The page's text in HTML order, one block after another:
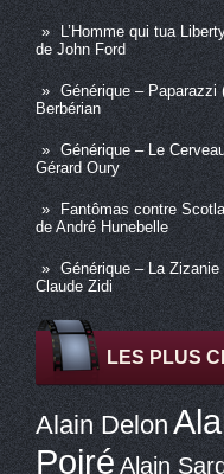
L’Homme qui tua
de John Ford
Générique – Paparazzi
Berbérian
Générique – Le
Gérard Oury
Fantômas contre
de André Hunebelle
Générique – La Zizanie
Claude Zidi
LES PLUS
Alain Delon
Poiré Alain